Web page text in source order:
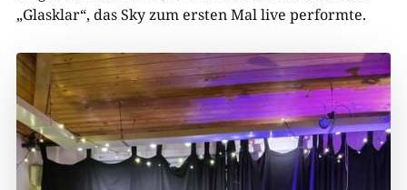
„Glasklar“, das Sky zum ersten Mal live performte.